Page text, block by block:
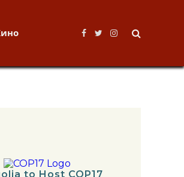
Facebook
TwitterInstagram